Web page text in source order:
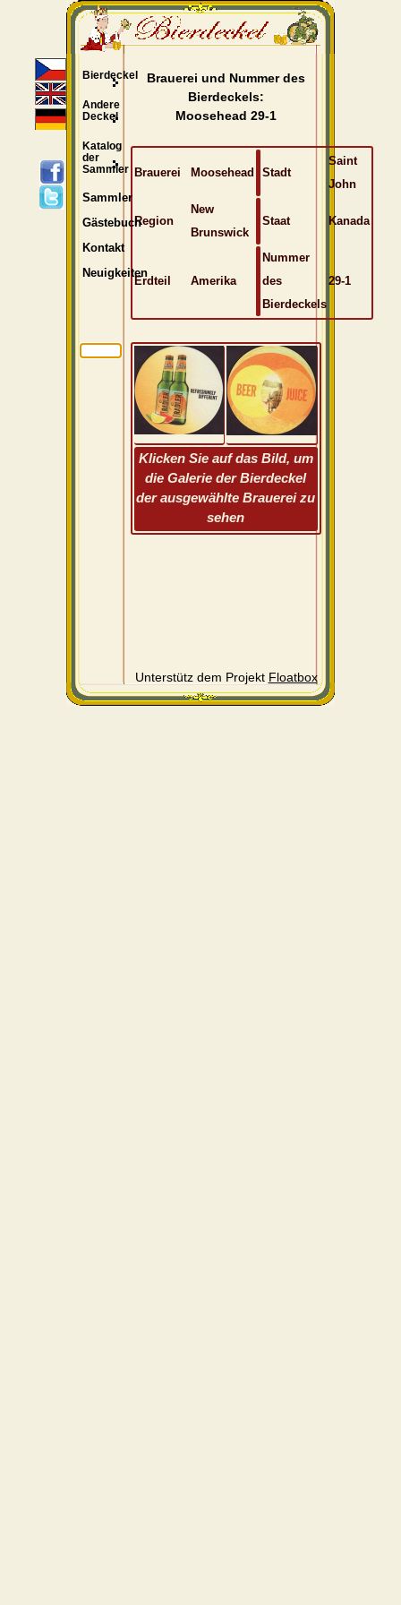
Brauerei und Nummer des
Bierdeckels:
Moosehead 29-1
Brauerei Moosehead Stadt
Saint
John
Region
New
Brunswick
Staat Kanada
Erdteil Amerika
Nummer
des
Bierdeckels
29-1
Klicken Sie auf das Bild, um
die Galerie der Bierdeckel
der ausgewählte Brauerei zu
sehen
Unterstütz dem Projekt Floatbox
Bierdeckel
Andere
Deckel
Katalog
der
Sammler
Sammler
Gästebuch
Kontakt
Neuigkeiten